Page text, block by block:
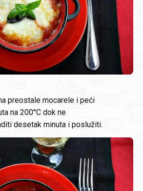
preostale mocarele i peći
na 200°C dok ne
desetak minuta i poslužiti.